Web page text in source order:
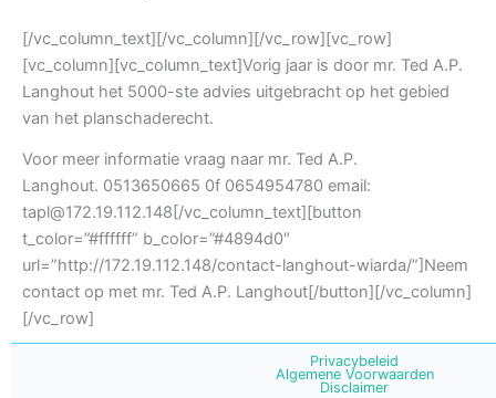
[/vc_column_text][/vc_column][/vc_row][vc_row]
[vc_column][vc_column_text]Vorig jaar is door mr. Ted A.P.
Langhout het 5000-ste advies uitgebracht op het gebied
van het planschaderecht.
Voor meer informatie vraag naar mr. Ted A.P.
Langhout. 0513650665 0f 0654954780 email:
tapl@172.19.112.148[/vc_column_text][button
t_color=”#ffffff” b_color=”#4894d0″
url=”http://172.19.112.148/contact-langhout-wiarda/”]Neem
contact op met mr. Ted A.P. Langhout[/button][/vc_column]
[/vc_row]
Privacybeleid
Algemene Voorwaarden
Disclaimer